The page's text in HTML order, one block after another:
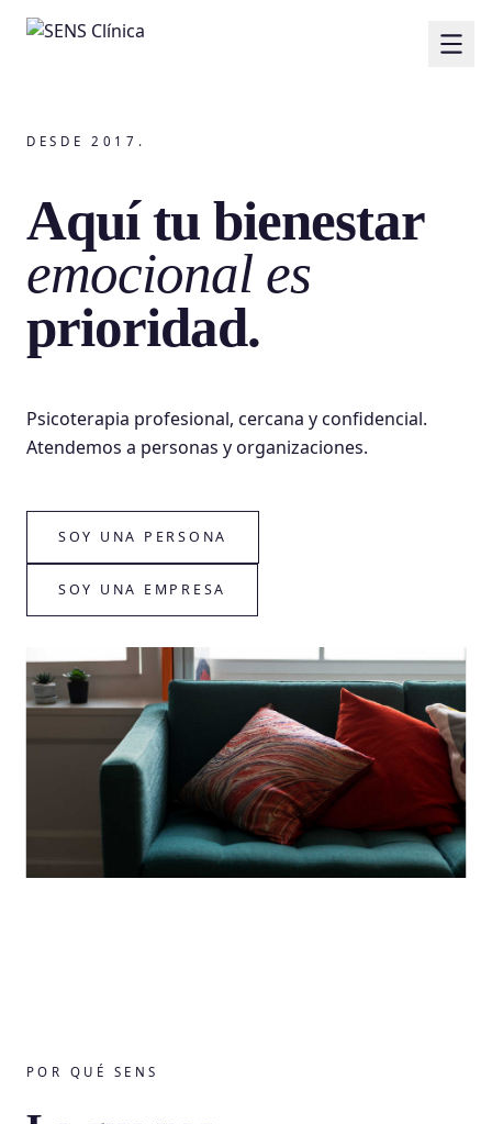
DESDE 2017.
Aquí tu bienestar
emocional es
prioridad.
Psicoterapia profesional, cercana y confidencial.
Atendemos a personas y organizaciones.
SOY UNA PERSONA
SOY UNA EMPRESA
POR QUÉ SENS